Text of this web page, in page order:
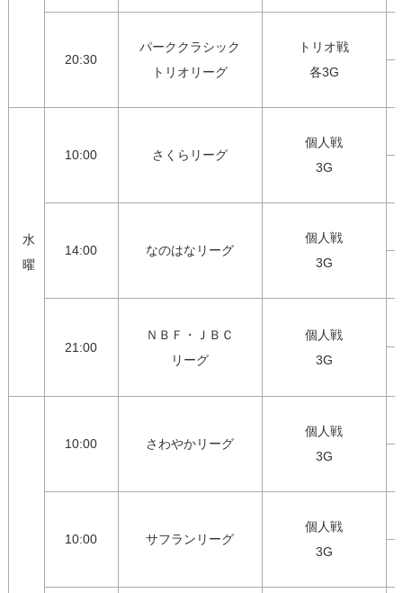
20:30
パーククラシック
トリオリーグ
トリオ戦
各3G
水
曜
10:00 さくらリーグ
個人戦
3G
14:00 なのはなリーグ
個人戦
3G
21:00
ＮＢＦ・ＪＢＣ
リーグ
個人戦
3G
10:00 さわやかリーグ
個人戦
3G
10:00 サフランリーグ
個人戦
3G